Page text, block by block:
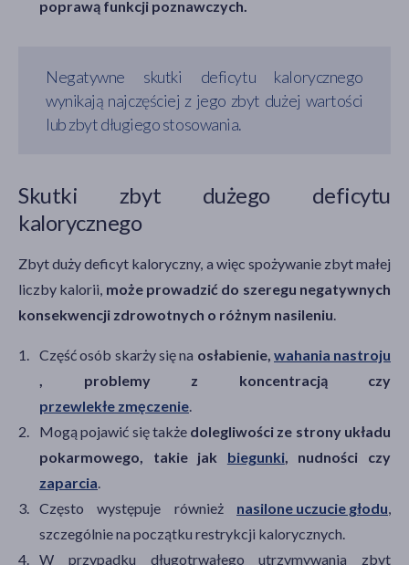
poprawą funkcji poznawczych.
Negatywne skutki deficytu kalorycznego
wynikają najczęściej z jego zbyt dużej wartości
lub zbyt długiego stosowania.
Skutki zbyt dużego deficytu
kalorycznego
Zbyt duży deficyt kaloryczny, a więc spożywanie zbyt małej
liczby kalorii, może prowadzić do szeregu negatywnych
konsekwencji zdrowotnych o różnym nasileniu.
Część osób skarży się na osłabienie,wahania nastroju
, problemy z koncentracją czy
przewlekłe zmęczenie.
Mogą pojawić się także dolegliwości ze strony układu
pokarmowego, takie jak biegunki, nudności czy
zaparcia.
Często występuje również nasilone uczucie głodu,
szczególnie na początku restrykcji kalorycznych.
W przypadku długotrwałego utrzymywania zbyt